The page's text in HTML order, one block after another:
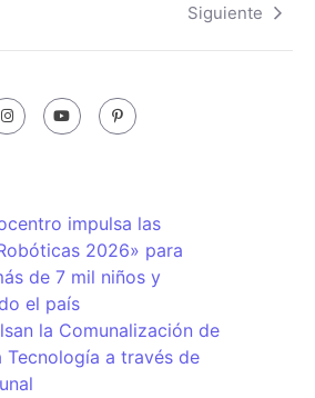
Siguiente
impulsa las
2026» para
de 7 mil niños y
el país
la Comunalización de
Tecnología a través de